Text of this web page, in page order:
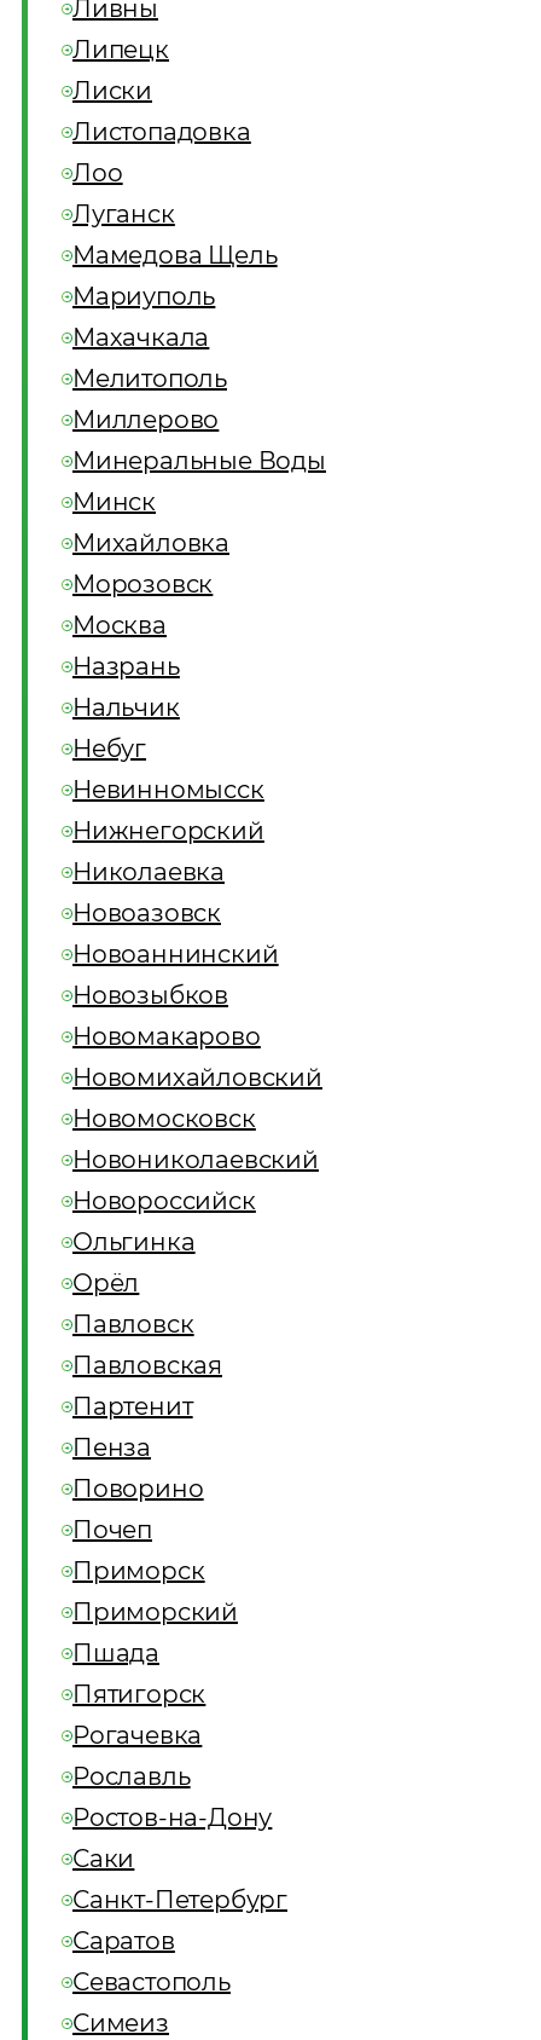
Ливны
Липецк
Лиски
Листопадовка
Лоо
Луганск
Мамедова Щель
Мариуполь
Махачкала
Мелитополь
Миллерово
Минеральные Воды
Минск
Михайловка
Морозовск
Москва
Назрань
Нальчик
Небуг
Невинномысск
Нижнегорский
Николаевка
Новоазовск
Новоаннинский
Новозыбков
Новомакарово
Новомихайловский
Новомосковск
Новониколаевский
Новороссийск
Ольгинка
Орёл
Павловск
Павловская
Партенит
Пенза
Поворино
Почеп
Приморск
Приморский
Пшада
Пятигорск
Рогачевка
Рославль
Ростов-на-Дону
Саки
Санкт-Петербург
Саратов
Севастополь
Симеиз